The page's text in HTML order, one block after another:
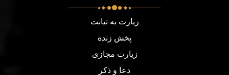
زیارت به نیابت
پخش زنده
زیارت مجازی
دعا و ذکر